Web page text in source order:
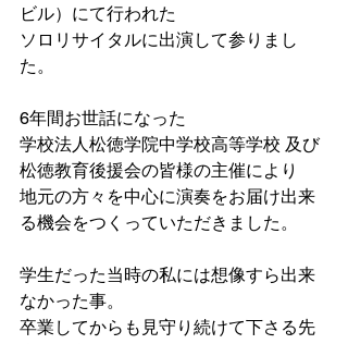
ビル）にて行われた
ソロリサイタルに出演して参りまし
た。
6年間お世話になった
学校法人松徳学院中学校高等学校 及び
松徳教育後援会の皆様の主催により
地元の方々を中心に演奏をお届け出来
る機会をつくっていただきました。
学生だった当時の私には想像すら出来
なかった事。
卒業してからも見守り続けて下さる先